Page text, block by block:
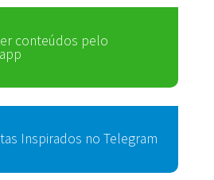
conteúdos pelo
Inspirados no Telegram